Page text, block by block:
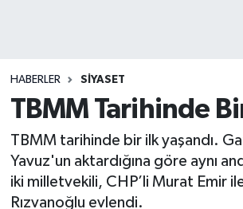
HABERLER SIYASET
TBMM Tarihinde
TBMM tarihinde bir ilk yaşandı.
Yavuz'un aktardığına göre aynı
iki milletvekili, CHP’li Murat Emir
Rızvanoğlu evlendi.